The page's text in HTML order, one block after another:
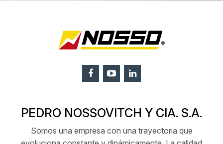
PEDRO NOSSOVITCH Y CIA. S.A.
Somos una empresa con una trayectoria que